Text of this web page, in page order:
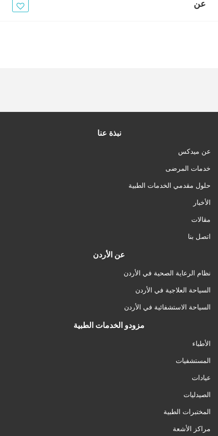
عن
نبذة عنا
عن ميدكس
خدمات المرضى
حلول مقدمي الخدمات الطبية
الأخبار
مقالات
اتصل بنا
عن الأردن
نظام الرعاية الصحية في الأردن
السياحة العلاجية في الأردن
السياحة الاستشفائية في الأردن
مزودو الخدمات الطبية
الأطباء
المستشفيات
عيادات
الصيدليات
المختبرات الطبية
مراكز الأشعة